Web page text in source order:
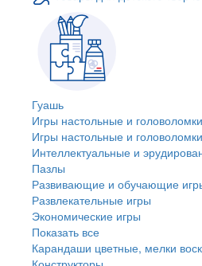
Гуашь
Игры настольные и головоломки
Игры настольные и головоломки
Интеллектуальные и
Пазлы
Развивающие и обучающие
Развлекательные игры
Экономические игры
Показать все
Карандаши цветные, мелки